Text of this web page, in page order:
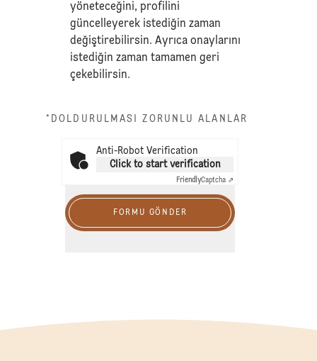
yöneteceğini, profilini
güncelleyerek istediğin zaman
değiştirebilirsin. Ayrıca onaylarını
istediğin zaman tamamen geri
çekebilirsin.
*DOLDURULMASI ZORUNLU ALANLAR
Anti-Robot Verification
Click to start verification
FriendlyCaptcha ⇗
FORMU GÖNDER